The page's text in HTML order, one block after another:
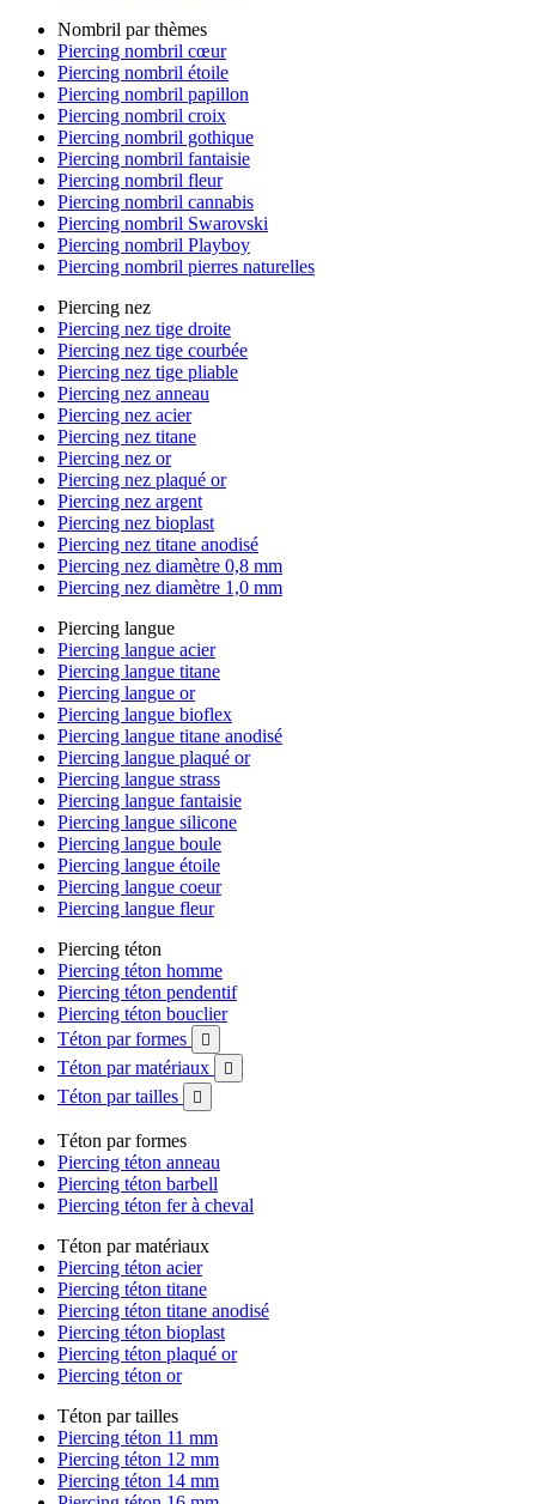
Nombril par thèmes
Piercing nombril cœur
Piercing nombril étoile
Piercing nombril papillon
Piercing nombril croix
Piercing nombril gothique
Piercing nombril fantaisie
Piercing nombril fleur
Piercing nombril cannabis
Piercing nombril Swarovski
Piercing nombril Playboy
Piercing nombril pierres naturelles
Piercing nez
Piercing nez tige droite
Piercing nez tige courbée
Piercing nez tige pliable
Piercing nez anneau
Piercing nez acier
Piercing nez titane
Piercing nez or
Piercing nez plaqué or
Piercing nez argent
Piercing nez bioplast
Piercing nez titane anodisé
Piercing nez diamètre 0,8 mm
Piercing nez diamètre 1,0 mm
Piercing langue
Piercing langue acier
Piercing langue titane
Piercing langue or
Piercing langue bioflex
Piercing langue titane anodisé
Piercing langue plaqué or
Piercing langue strass
Piercing langue fantaisie
Piercing langue silicone
Piercing langue boule
Piercing langue étoile
Piercing langue coeur
Piercing langue fleur
Piercing téton
Piercing téton homme
Piercing téton pendentif
Piercing téton bouclier
Téton par formes

Téton par matériaux 
Téton par tailles 
Téton par formes
Piercing téton anneau
Piercing téton barbell
Piercing téton fer à cheval
Téton par matériaux
Piercing téton acier
Piercing téton titane
Piercing téton titane anodisé
Piercing téton bioplast
Piercing téton plaqué or
Piercing téton or
Téton par tailles
Piercing téton 11 mm
Piercing téton 12 mm
Piercing téton 14 mm